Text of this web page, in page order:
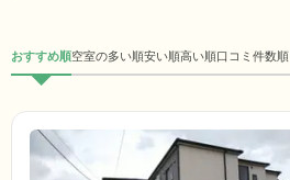
おすすめ順空室の多い順安い順高い順口コミ件数順